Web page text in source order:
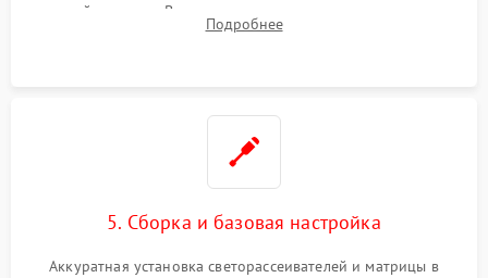
хрупкой матрицы. Восстановление поврежденных дорожек,
прошивка микросхем памяти EEPROM
Подробнее
5. Сборка и базовая настройка
Аккуратная установка светорассеивателей и матрицы в